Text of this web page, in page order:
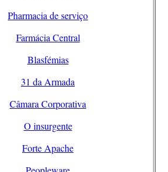
Pharmacia de serviço
Farmácia Central
Blasfémias
31 da Armada
Câmara Corporativa
O insurgente
Forte Apache